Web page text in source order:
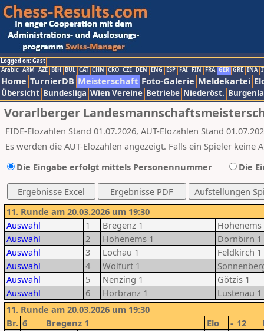
Logged on: Gast
Arabic ARM AZE BIH BUL CAT CHN CRO CZE DEN ENG ESP FAI FIN FRA GER GRE INA
Home TurnierDB Meisterschaft Foto-Galerie Meldekartei
Übersicht Bundesliga Wien Vereine Betriebe Niederöst.
Vorarlberger
FIDE-Elozahlen Stand 01.07.2026, AUT-Elozahlen Stand
Es werden die AUT-Elozahlen angezeigt. Falls ein Spieler keine
Die Eingabe erfolgt mittels Personennummer
Die
11. Runde am 20.03.2026 um 19:30
Auswahl
1 Bregenz 1
Hohenems
Auswahl
2 Hohenems 1
Dornbirn 1
Auswahl
3 Lochau 1
Feldkirch 1
Auswahl
4 Wolfurt 1
Auswahl
5 Nenzing 1
Götzis 1
Auswahl
6 Hörbranz 1
Lustenau 1
11. Runde am 20.03.2026 um 19:30
Br. 6 Bregenz 1 Elo - 12